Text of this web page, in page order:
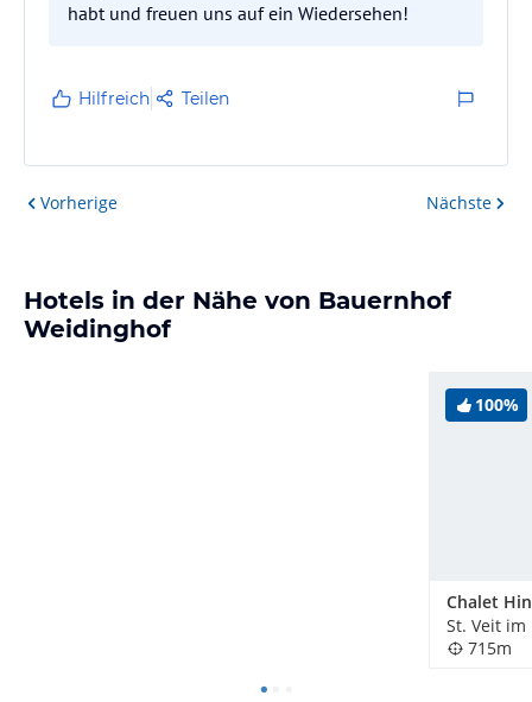
habt und freuen uns auf ein Wiedersehen!
Hilfreich Teilen
Vorherige Nächste
Hotels in der Nähe von Bauernhof
Weidinghof
100%
St. Veit im
715m